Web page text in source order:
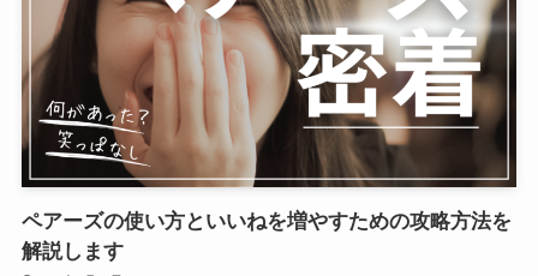
ペアーズの使い方といいねを増やすための攻略方法を
解説します